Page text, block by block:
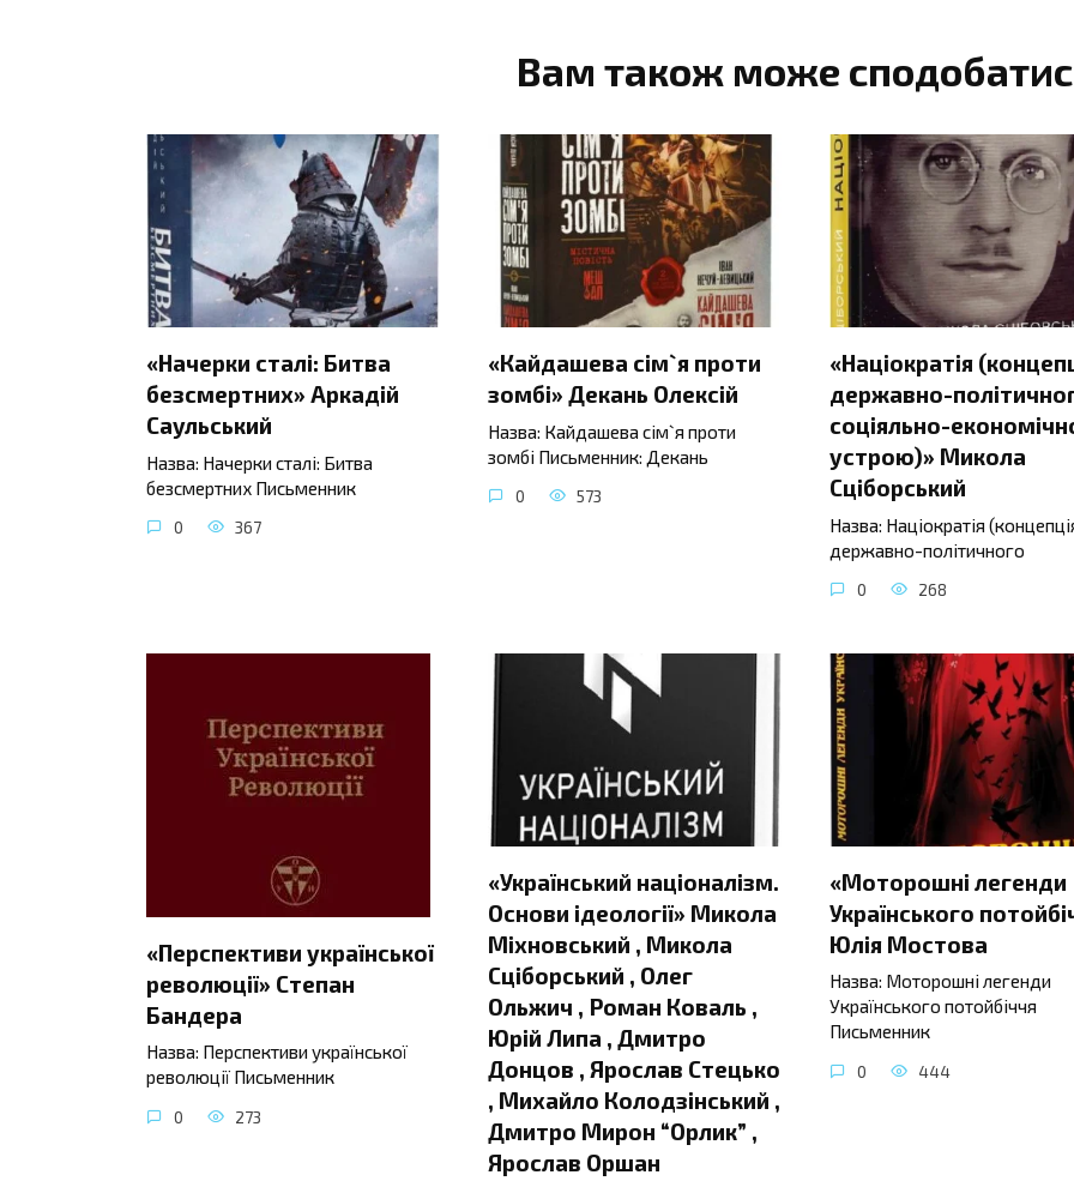
Вам також може
«Начерки сталі: Битва
безсмертних» Аркадій
Саульський
Назва: Начерки сталі: Битва
безсмертних Письменник
0 367
«Кайдашева сім`я проти
зомбі» Декань Олексій
Назва: Кайдашева сім`я проти
зомбі Письменник: Декань
0 573
«Націократія
державно-
соціяльно-
устрою)» Микола
Сціборський
Назва: Націократія
державно-політичного
0 268
«Перспективи української
революції» Степан
Бандера
Назва: Перспективи української
революції Письменник
0 273
«Український націоналізм.
Основи ідеології» Микола
Міхновський , Микола
Сціборський , Олег
Ольжич , Роман Коваль ,
Юрій Липа , Дмитро
Донцов , Ярослав Стецько
, Михайло Колодзінський ,
Дмитро Мирон “Орлик” ,
Ярослав Оршан
«Моторошні легенди
Українського
Юлія Мостова
Назва: Моторошні легенди
Українського потойбіччя
Письменник
0 444